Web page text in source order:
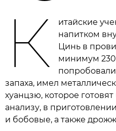
К
итайские
напитком
Цинь в
минимум
запаха, имел
хуанцзю, которое
анализу, в
и бобовые, а также